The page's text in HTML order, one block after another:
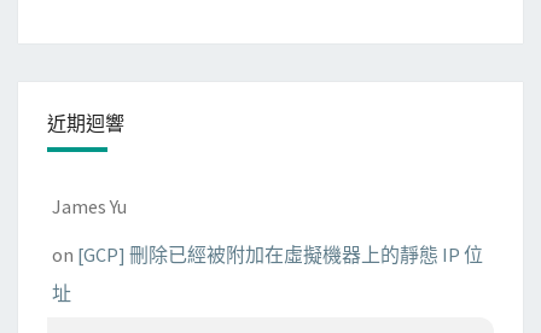
習
近期迴響
James Yu
on [GCP] 刪除已經被附加在虛擬機器上的靜態 IP 位
址